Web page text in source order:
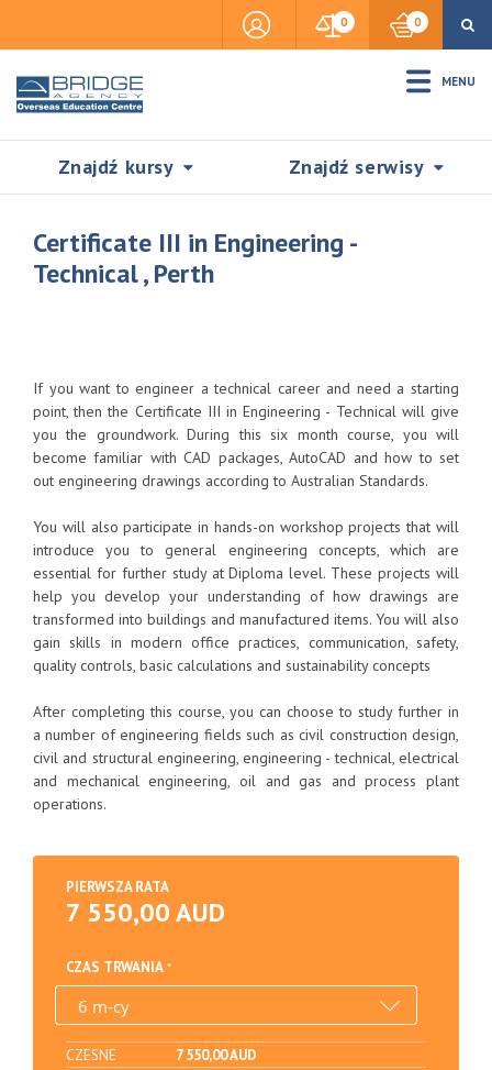
0 0
MENU
Znajdź kursy Znajdź serwisy
SZUKAJ
Accommodation
Visas & Legal Stay
Certificate III in Engineering -
Technical , Perth
If you want to engineer a technical career and need a starting
point, then the Certificate III in Engineering - Technical will give
you the groundwork. During this six month course, you will
become familiar with CAD packages, AutoCAD and how to set
out engineering drawings according to Australian Standards.
You will also participate in hands-on workshop projects that will
introduce you to general engineering concepts, which are
essential for further study at Diploma level. These projects will
help you develop your understanding of how drawings are
transformed into buildings and manufactured items. You will also
gain skills in modern office practices, communication, safety,
quality controls, basic calculations and sustainability concepts
After completing this course, you can choose to study further in
a number of engineering fields such as civil construction design,
civil and structural engineering, engineering - technical, electrical
and mechanical engineering, oil and gas and process plant
operations.
PIERWSZA RATA
7 550,00 AUD
CZAS TRWANIA
CZESNE
7 550,00 AUD